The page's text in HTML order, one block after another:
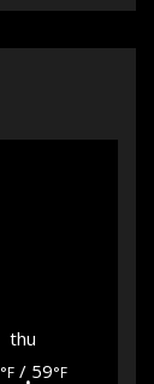
thu
°F/ 59°F